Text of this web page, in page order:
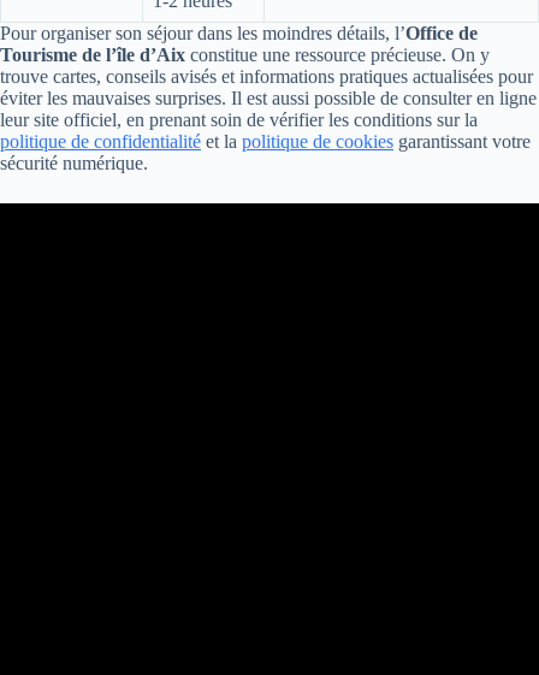
Pour organiser son séjour dans les moindres détails, l’Office de
Tourisme de l’île d’Aix constitue une ressource précieuse. On y
trouve cartes, conseils avisés et informations pratiques actualisées pour
éviter les mauvaises surprises. Il est aussi possible de consulter en ligne
leur site officiel, en prenant soin de vérifier les conditions sur la
politique de confidentialité et la politique de cookies garantissant votre
sécurité numérique.